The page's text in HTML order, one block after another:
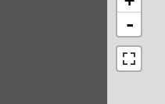
-